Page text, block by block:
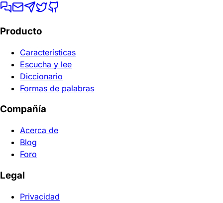
Producto
Características
Escucha y lee
Diccionario
Formas de palabras
Compañía
Acerca de
Blog
Foro
Legal
Privacidad